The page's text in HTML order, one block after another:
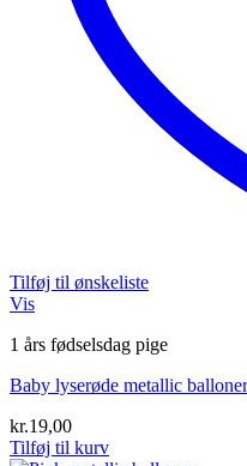
Tilføj til ønskeliste
Vis
1 års fødselsdag pige
Baby lyserøde metallic balloner
kr.19,00
Tilføj til kurv